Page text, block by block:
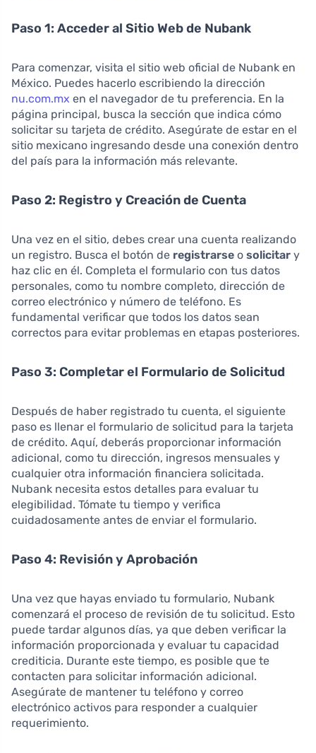
Paso 1: Acceder al Sitio Web de Nubank
Para comenzar, visita el sitio web oficial de Nubank en
México. Puedes hacerlo escribiendo la dirección
nu.com.mx en el navegador de tu preferencia. En la
página principal, busca la sección que indica cómo
solicitar su tarjeta de crédito. Asegúrate de estar en el
sitio mexicano ingresando desde una conexión dentro
del país para la información más relevante.
Paso 2: Registro y Creación de Cuenta
Una vez en el sitio, debes crear una cuenta realizando
un registro. Busca el botón de registrarse o solicitar y
haz clic en él. Completa el formulario con tus datos
personales, como tu nombre completo, dirección de
correo electrónico y número de teléfono. Es
fundamental verificar que todos los datos sean
correctos para evitar problemas en etapas posteriores.
Paso 3: Completar el Formulario de Solicitud
Después de haber registrado tu cuenta, el siguiente
paso es llenar el formulario de solicitud para la tarjeta
de crédito. Aquí, deberás proporcionar información
adicional, como tu dirección, ingresos mensuales y
cualquier otra información financiera solicitada.
Nubank necesita estos detalles para evaluar tu
elegibilidad. Tómate tu tiempo y verifica
cuidadosamente antes de enviar el formulario.
Paso 4: Revisión y Aprobación
Una vez que hayas enviado tu formulario, Nubank
comenzará el proceso de revisión de tu solicitud. Esto
puede tardar algunos días, ya que deben verificar la
información proporcionada y evaluar tu capacidad
crediticia. Durante este tiempo, es posible que te
contacten para solicitar información adicional.
Asegúrate de mantener tu teléfono y correo
electrónico activos para responder a cualquier
requerimiento.